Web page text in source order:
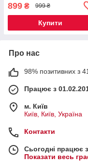
899 ₴ 999 ₴
Купити
Про нас
98% позитивних з
Працює з
м. Київ
Київ, Київ, Україна
Контакти
Сьогодні працює
Показати весь